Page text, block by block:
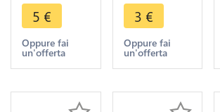
1980 UNC -
> Make
offer
5 €
Oppure fai
un'offerta
Yuan Mao
Zedong
1999 ->
Make offer
3 €
Oppure fai
un'offerta